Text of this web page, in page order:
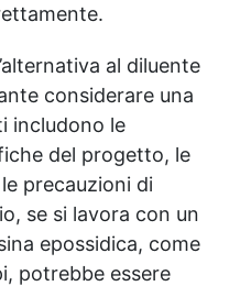
al diluente
considerare una
includono le
del progetto, le
precauzioni di
se si lavora con un
epossidica, come
potrebbe essere